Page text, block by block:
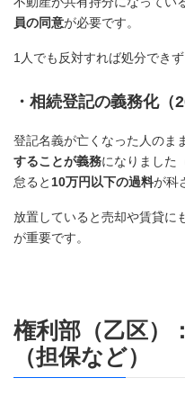
員の同意が必要です。
1人でも反対すれば処分でき
・相続登記の義務化（
登記名義が亡くなった人のま
することが義務になりました
怠ると 10万円以下の過料が科
放置していると売却や賃貸に
が重要です。
権利部（乙区）
（担保など）